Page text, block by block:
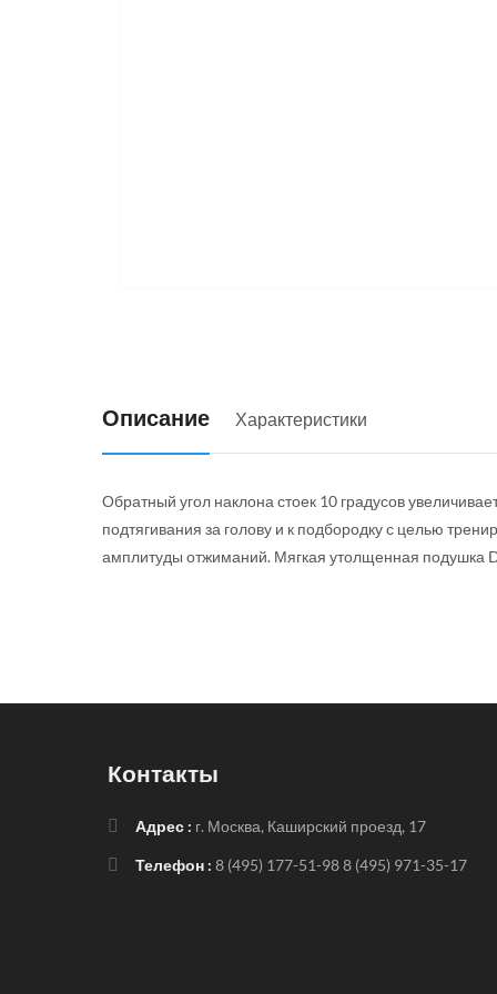
Описание Характеристики
Обратный угол наклона стоек 10 градусов
подтягивания за голову и к подбородку с целью
амплитуды отжиманий. Мягкая утолщенная подушка
Контакты
Адрес : г. Москва, Каширский проезд, 17
Телефон : 8 (495) 177-51-988 (495) 971-35-17